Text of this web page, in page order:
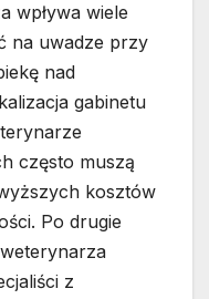
wpływa wiele
na uwadze przy
nad
gabinetu
często muszą
kosztów
Po drugie
z